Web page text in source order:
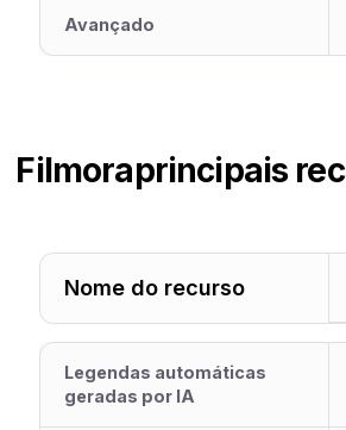
Avançado
Filmoraprincipais
Nome do recurso
Legendas automáticas
geradas por IA